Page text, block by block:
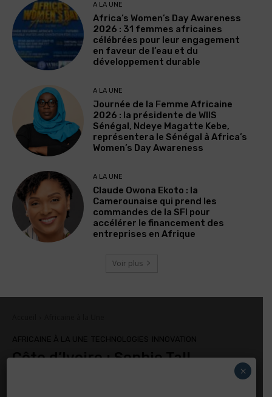
A LA UNE
Africa’s Women’s Day Awareness
2026 : 31 femmes africaines
célébrées pour leur engagement
en faveur de l’eau et du
développement durable
A LA UNE
Journée de la Femme Africaine
2026 : la présidente de WIIS
Sénégal, Ndeye Magatte Kebe,
représentera le Sénégal à Africa’s
Women’s Day Awareness
A LA UNE
Claude Owona Ekoto : la
Camerounaise qui prend les
commandes de la SFI pour
accélérer le financement des
entreprises en Afrique
Voir plus